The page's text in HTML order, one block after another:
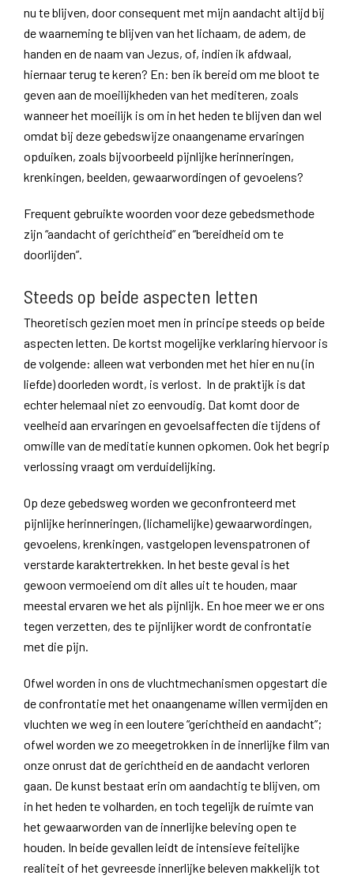
nu te blijven, door consequent met mijn aandacht altijd bij
de waarneming te blijven van het lichaam, de adem, de
handen en de naam van Jezus, of, indien ik afdwaal,
hiernaar terug te keren? En: ben ik bereid om me bloot te
geven aan de moeilijkheden van het mediteren, zoals
wanneer het moeilijk is om in het heden te blijven dan wel
omdat bij deze gebedswijze onaangename ervaringen
opduiken, zoals bijvoorbeeld pijnlijke herinneringen,
krenkingen, beelden, gewaarwordingen of gevoelens?
Frequent gebruikte woorden voor deze gebedsmethode
zijn “aandacht of gerichtheid” en “bereidheid om te
doorlijden”.
Steeds op beide aspecten letten
Theoretisch gezien moet men in principe steeds op beide
aspecten letten. De kortst mogelijke verklaring hiervoor is
de volgende: alleen wat verbonden met het hier en nu (in
liefde) doorleden wordt, is verlost. In de praktijk is dat
echter helemaal niet zo eenvoudig. Dat komt door de
veelheid aan ervaringen en gevoelsaffecten die tijdens of
omwille van de meditatie kunnen opkomen. Ook het begrip
verlossing vraagt om verduidelijking.
Op deze gebedsweg worden we geconfronteerd met
pijnlijke herinneringen, (lichamelijke) gewaarwordingen,
gevoelens, krenkingen, vastgelopen levenspatronen of
verstarde karaktertrekken. In het beste geval is het
gewoon vermoeiend om dit alles uit te houden, maar
meestal ervaren we het als pijnlijk. En hoe meer we er ons
tegen verzetten, des te pijnlijker wordt de confrontatie
met die pijn.
Ofwel worden in ons de vluchtmechanismen opgestart die
de confrontatie met het onaangename willen vermijden en
vluchten we weg in een loutere “gerichtheid en aandacht”;
ofwel worden we zo meegetrokken in de innerlijke film van
onze onrust dat de gerichtheid en de aandacht verloren
gaan. De kunst bestaat erin om aandachtig te blijven, om
in het heden te volharden, en toch tegelijk de ruimte van
het gewaarworden van de innerlijke beleving open te
houden. In beide gevallen leidt de intensieve feitelijke
realiteit of het gevreesde innerlijke beleven makkelijk tot